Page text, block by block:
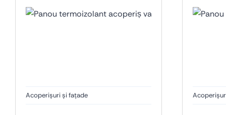
Acoperișuri și fațade